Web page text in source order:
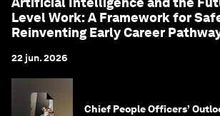
Level Work: A Framework for
Reinventing Early Career
22 jun. 2026
Chief People Officers’